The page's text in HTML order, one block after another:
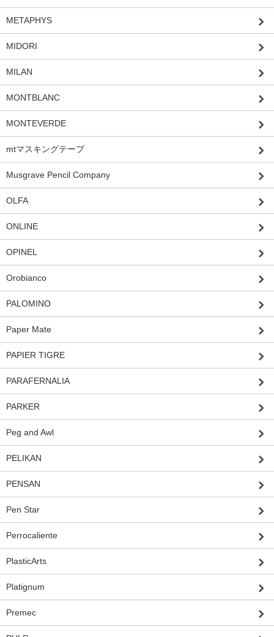
METAPHYS
MIDORI
MILAN
MONTBLANC
MONTEVERDE
mtマスキングテープ
Musgrave Pencil Company
OLFA
ONLINE
OPINEL
Orobianco
PALOMINO
Paper Mate
PAPIER TIGRE
PARAFERNALIA
PARKER
Peg and Awl
PELIKAN
PENSAN
Pen Star
Perrocaliente
PlasticArts
Platignum
Premec